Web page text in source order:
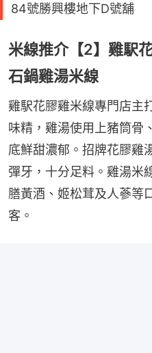
84號勝興樓地下D號舖
米線推介【2】雞駅
石鍋雞湯米線
雞駅花膠雞米線專門店主
味精，雞湯使用上豬筒骨
底鮮甜濃郁。招牌花膠雞
彈牙，十分足料。雞湯米
膳黃酒、姬松茸及人蔘等
客。